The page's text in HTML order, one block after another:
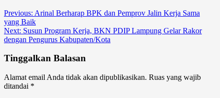
Previous: Arinal Berharap BPK dan Pemprov Jalin Kerja Sama
yang Baik
Next: Susun Program Kerja, BKN PDIP Lampung Gelar Rakor
dengan Pengurus Kabupaten/Kota
Tinggalkan Balasan
Alamat email Anda tidak akan dipublikasikan. Ruas yang wajib
ditandai *